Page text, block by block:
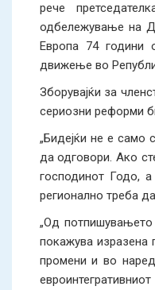
рече
одбележување на
Европа 74 години
движење во
Зборувајќи за
сериозни реформи
„Бидејќи не е само
да одговори. Ако
господинот Годо,
регионално треба
„Од
покажува изразена
промени и во